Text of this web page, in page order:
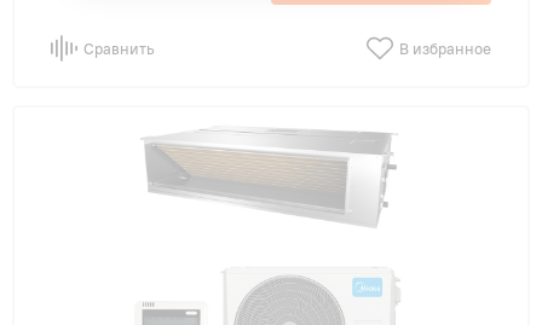
Сравнить В избранное